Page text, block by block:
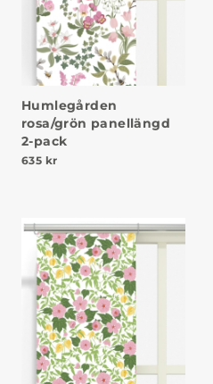
Humlegården
rosa/grön panellängd
2-pack
635 kr